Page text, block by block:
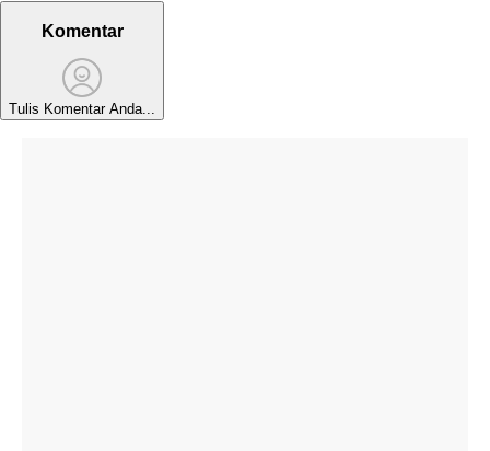
Komentar
Tulis Komentar Anda...